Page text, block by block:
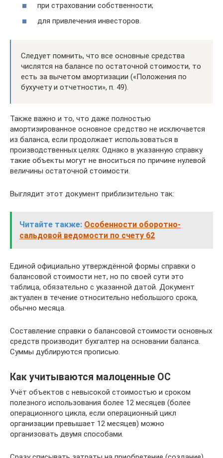
при страховании собственности;
для привлечения инвесторов.
Следует помнить, что все основные средства
числятся на балансе по остаточной стоимости, то
есть за вычетом амортизации («Положения по
бухучету и отчетности», п. 49).
Также важно и то, что даже полностью
амортизированное основное средство не исключается
из баланса, если продолжает использоваться в
производственных целях. Однако в указанную справку
такие объекты могут не вноситься по причине нулевой
величины остаточной стоимости.
Выглядит этот документ приблизительно так:
Читайте также: Особенности оборотно-
сальдовой ведомости по счету 62
Единой официально утверждённой формы справки о
балансовой стоимости нет, но по своей сути это
таблица, обязательно с указанной датой. Документ
актуален в течение относительно небольшого срока,
обычно месяца.
Составление справки о балансовой стоимости основных
средств производит бухгалтер на основании баланса.
Суммы дублируются прописью.
Как учитываются малоценные ОС
Учёт объектов с невысокой стоимостью и сроком
полезного использования более 12 месяцев (более
операционного цикла, если операционный цикл
организации превышает 12 месяцев) можно
организовать двумя способами.